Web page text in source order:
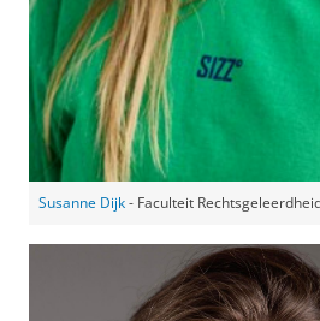
Susanne Dijk- Faculteit